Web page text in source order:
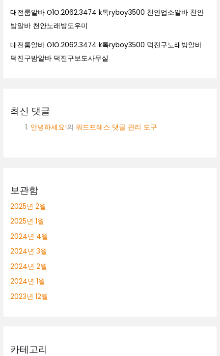
대전룸알바 O1O.2062.3474 k톡ryboy3500 천안업소알바 천안
밤알바 천안노래방도우미
대전룸알바 O1O.2062.3474 k톡ryboy3500 덕진구노래방알바
덕진구밤알바 덕진구보도사무실
최신 댓글
안녕하세요!의워드프레스 댓글 관리 도구
보관함
2025년 2월
2025년 1월
2024년 4월
2024년 3월
2024년 2월
2024년 1월
2023년 12월
카테고리